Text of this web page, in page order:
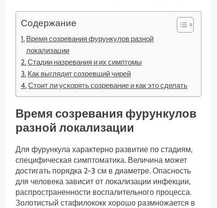
Содержание
Время созревания фурункулов разной
локализации
Стадии назревания и их симптомы
Как выглядит созревший чирей
Стоит ли ускорять созревание и как это сделать
Время созревания фурункулов
разной локализации
Для фурункула характерно развитие по стадиям,
специфическая симптоматика. Величина может
достигать порядка 2-3 см в диаметре. Опасность
для человека зависит от локализации инфекции,
распространенности воспалительного процесса.
Золотистый стафилококк хорошо размножается в